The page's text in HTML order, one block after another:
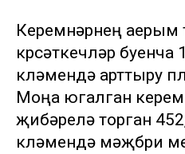
Керемнәрнең аерым
күрсәткечләр
күләмендә арттыру
Моңа югалган
җибәрелә торган
күләмендә мәҗбүри